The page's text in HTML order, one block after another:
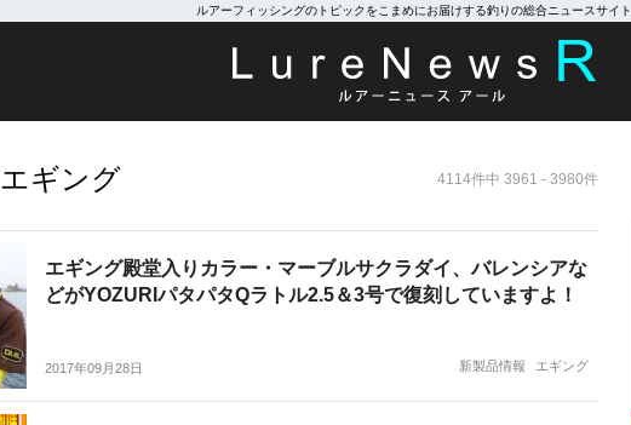
ルアーフィッシングのトピックをこまめにお届けする釣りの総合ニュースサイト
エギング 4114件中 3961 - 3980件
エギング殿堂入りカラー・マーブルサクラダイ、バレンシアな
どがYOZURIパタパタQラトル2.5＆3号で復刻していますよ！
2017年09月28日 新製品情報 エギング